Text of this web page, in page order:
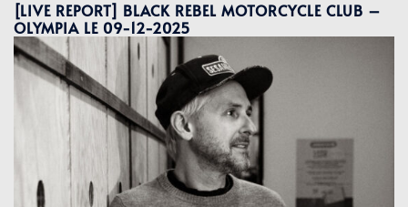
[LIVE REPORT] BLACK REBEL MOTORCYCLE CLUB –
OLYMPIA LE 09-12-2025